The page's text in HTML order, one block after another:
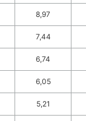
8,97
7,44
6,74
6,05
5,21